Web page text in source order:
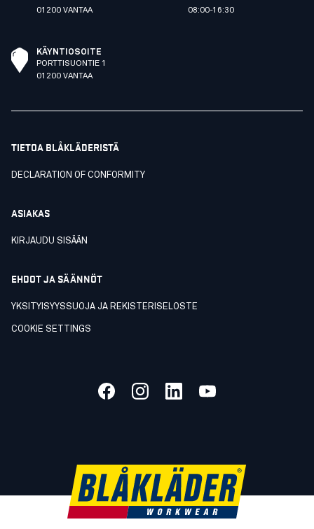
01200 VANTAA
08:00-16:30
KÄYNTIOSOITE
PORTTISUONTIE 1
01200 VANTAA
TIETOA BLÅKLÄDERISTÄ
DECLARATION OF CONFORMITY
ASIAKAS
KIRJAUDU SISÄÄN
EHDOT JA SÄÄNNÖT
YKSITYISYYSSUOJA JA REKISTERISELOSTE
COOKIE SETTINGS